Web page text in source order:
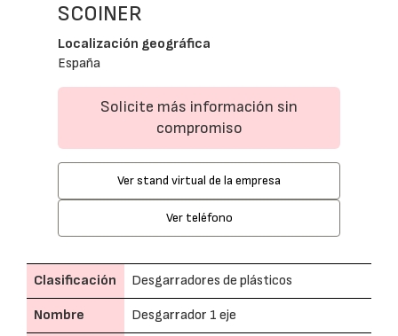
SCOINER
Localización geográfica
España
Solicite más información sin
compromiso
Ver stand virtual de la empresa
Ver teléfono
Clasificación Desgarradores de plásticos
Nombre Desgarrador 1 eje